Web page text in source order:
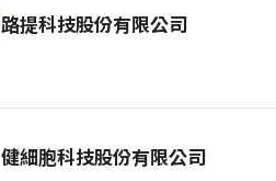
路提科技股份有限公司
健細胞科技股份有限公司